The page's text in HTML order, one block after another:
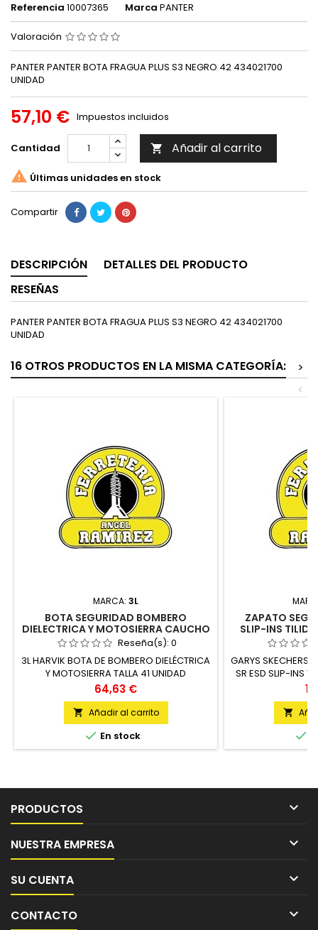
Referencia 10007365 Marca PANTER
Valoración
PANTER PANTER BOTA FRAGUA PLUS S3 NEGRO 42 434021700
UNIDAD
57,10 € Impuestos incluidos
Cantidad  Añadir al carrito
 Últimas unidades en stock
Compartir
DESCRIPCIÓN
DETALLES DEL PRODUCTO
RESEÑAS
PANTER PANTER BOTA FRAGUA PLUS S3 NEGRO 42 434021700
UNIDAD
16 OTROS PRODUCTOS EN LA MISMA CATEGORÍA:
>
<
MARCA: 3L
BOTA SEGURIDAD BOMBERO
DIELECTRICA Y MOTOSIERRA CAUCHO
PU/PL MET TALLA 41 HARVIK
Reseña(s): 0
3L HARVIK BOTA DE BOMBERO DIELÉCTRICA
Y MOTOSIERRA TALLA 41 UNIDAD
Precio
64,63 €
 Añadir al carrito
 En stock
ZAPATO
SLIP-INS
GARYS SKECHERS
SR ESD SLIP-INS


PRODUCTOS 
NUESTRA EMPRESA 
SU CUENTA 
CONTACTO 